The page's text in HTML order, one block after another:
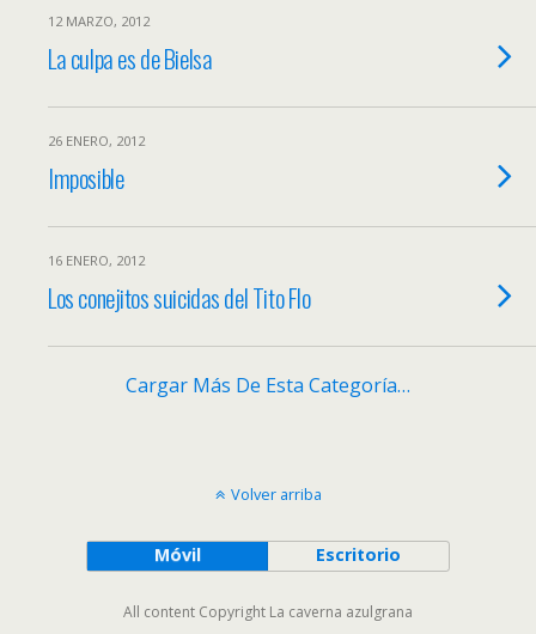
12 MARZO, 2012
La culpa es de Bielsa
26 ENERO, 2012
Imposible
16 ENERO, 2012
Los conejitos suicidas del Tito Flo
Cargar Más De Esta Categoría…
Volver arriba
Móvil Escritorio
All content Copyright La caverna azulgrana